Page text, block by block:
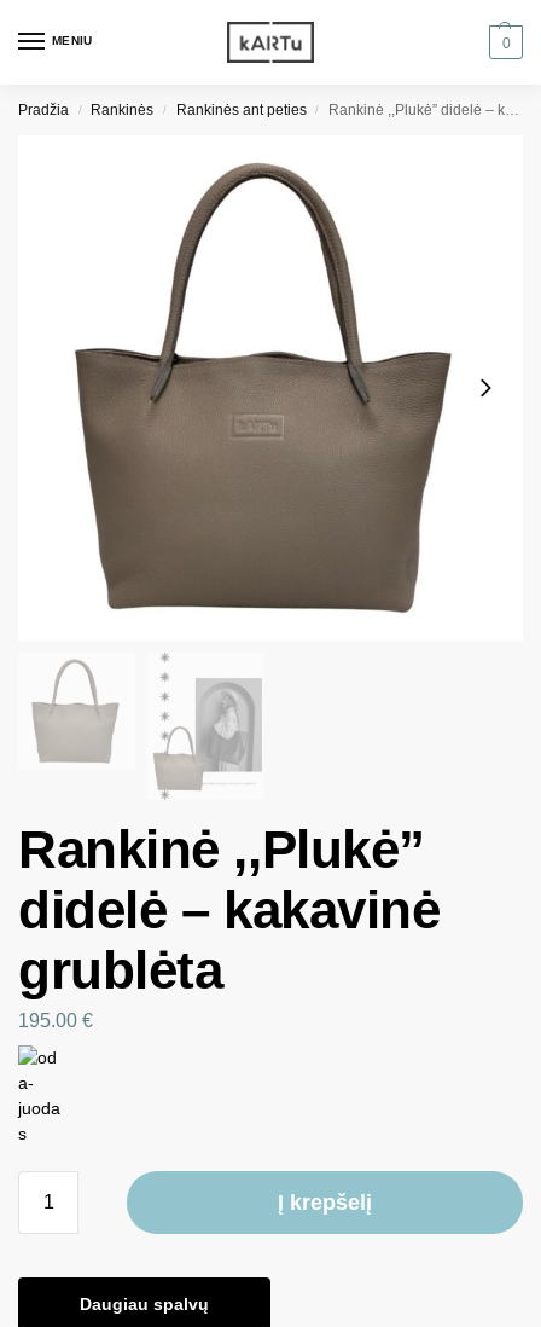
MENIU 0
Pradžia / Rankinės / Rankinės ant peties / Rankinė ,,Plukė” didelė – kakavinė grublėta
Rankinė ,,Plukė”
didelė – kakavinė
grublėta
195.00 €
Į krepšelį
Daugiau spalvų